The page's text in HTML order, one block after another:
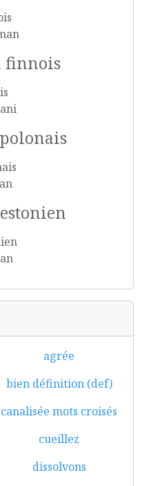
finnois
agrée
bien définition (def)
canalisée mots croisés
cueillez
dissolvons